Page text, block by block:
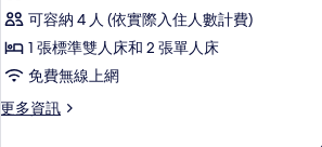
相
片
的
情
標
準
套
多
可容納 4 人 (依實際入住人數計費)
1 張標準雙人床和 2 張單人床
免費無線上網
更多資訊
更